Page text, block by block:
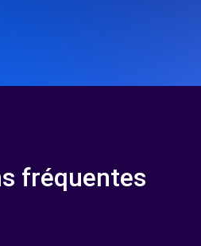
fréquentes